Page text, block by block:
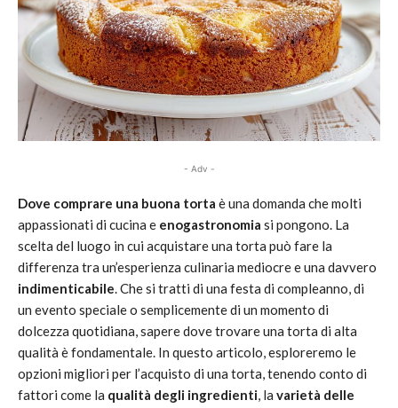
- Adv -
Dove comprare una buona torta è una domanda che molti
appassionati di cucina e enogastronomia si pongono. La
scelta del luogo in cui acquistare una torta può fare la
differenza tra un’esperienza culinaria mediocre e una davvero
indimenticabile. Che si tratti di una festa di compleanno, di
un evento speciale o semplicemente di un momento di
dolcezza quotidiana, sapere dove trovare una torta di alta
qualità è fondamentale. In questo articolo, esploreremo le
opzioni migliori per l’acquisto di una torta, tenendo conto di
fattori come la qualità degli ingredienti, la varietà delle